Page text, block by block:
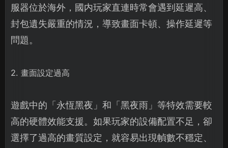
服器位於海外，國内玩家直連時常會遇到延遲高、
封包遺失嚴重的情況，導致畫面卡頓、操作延遲等
問題。
2. 畫面設定過高
遊戲中的「永恆黑夜」和「黑夜雨」等特效需要較
高的硬體效能支援。如果玩家的設備配置不足，卻
選擇了過高的畫質設定，就容易出現幀數不穩定、